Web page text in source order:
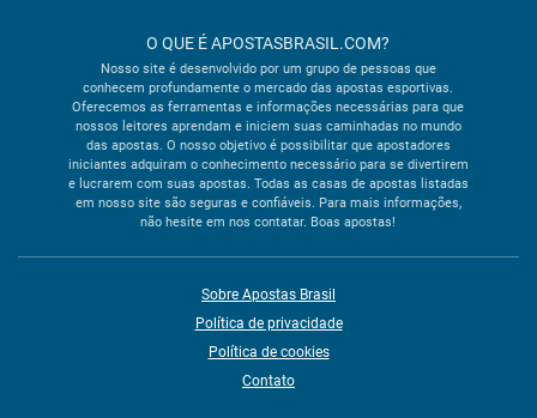
O QUE É APOSTASBRASIL.COM?
Nosso site é desenvolvido por um grupo de pessoas que
conhecem profundamente o mercado das apostas esportivas.
Oferecemos as ferramentas e informações necessárias para que
nossos leitores aprendam e iniciem suas caminhadas no mundo
das apostas. O nosso objetivo é possibilitar que apostadores
iniciantes adquiram o conhecimento necessário para se divertirem
e lucrarem com suas apostas. Todas as casas de apostas listadas
em nosso site são seguras e confiáveis. Para mais informações,
não hesite em nos contatar. Boas apostas!
Sobre Apostas Brasil
Política de privacidade
Política de cookies
Contato